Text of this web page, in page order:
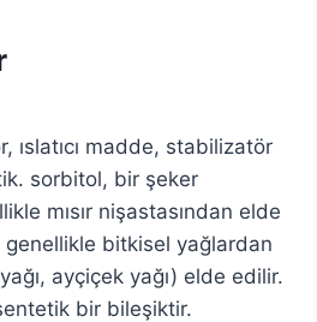
ıslatıcı madde, stabilizatör
sorbitol, bir şeker
mısır nişastasından elde
bitkisel yağlardan
ayçiçek yağı) elde edilir.
bir bileşiktir.